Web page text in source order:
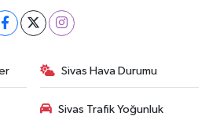
Sivas Hava Durumu
Sivas Trafik Yoğunluk